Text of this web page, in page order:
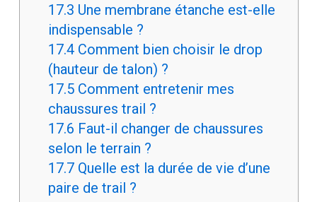
17.3 Une membrane étanche est-elle
indispensable ?
17.4Comment bien choisir le drop
(hauteur de talon) ?
17.5Comment entretenir mes
chaussures trail ?
17.6 Faut-il changer de chaussures
selon le terrain ?
17.7Quelle est la durée de vie d’une
paire de trail ?